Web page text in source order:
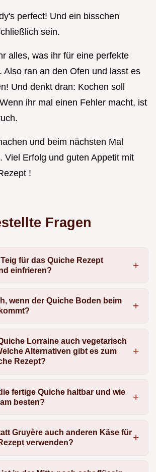
perfect! Und ein bisschen
sein.
alles, was ihr für eine perfekte
Also ran an den Ofen und lasst es
Und denkt dran: Kochen soll
ihr mal einen Fehler macht, ist
und beim nächsten Mal
Viel Erfolg und guten Appetit mit
!
Fragen
für das Quiche Rezept
einfrieren?
wenn der Quiche Boden beim
Lorraine auch vegetarisch
Alternativen gibt es zum
Rezept?
fertige Quiche haltbar und wie
besten?
Gruyère auch anderen Käse für
verwenden?